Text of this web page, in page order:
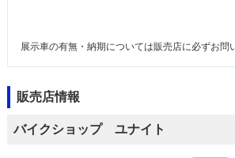
展示車の有無・納期については販売店に必ずお問
販売店情報
バイクショップ ユナイト